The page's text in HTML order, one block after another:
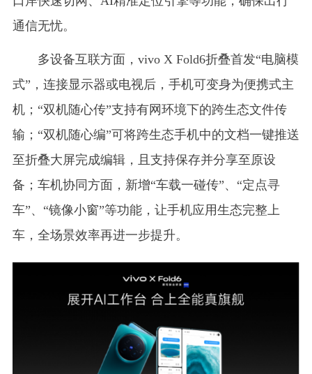
通信无忧。
多设备互联方面，vivo X Fold6折叠首发“电脑模
式”，连接显示器或电视后，手机可变身为便携式主
机；“双机随心传”支持有网环境下的跨生态文件传
输；“双机随心编”可将跨生态手机中的文档一键推送
至折叠大屏完成编辑，且支持保存并分享至原设
备；车机协同方面，新增“车载一碰传”、“定点寻
车”、“镜像小窗”等功能，让手机应用生态完整上
车，全场景效率再进一步提升。